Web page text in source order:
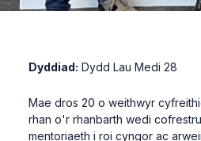
Dyddiad: Dydd Lau Medi 28
Mae dros 20 o weithwyr
rhan o'r rhanbarth wedi
mentoriaeth i roi cyngor ac